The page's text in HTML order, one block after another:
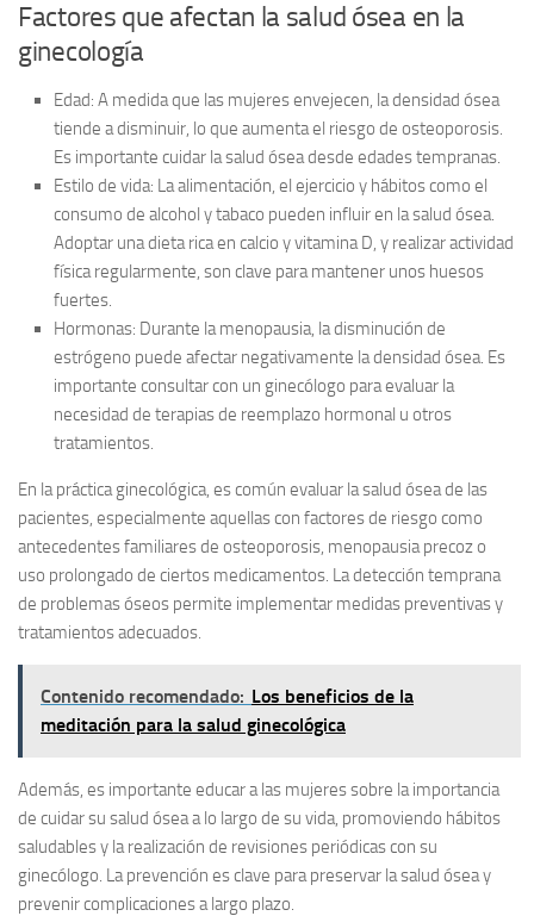
Factores que afectan la salud ósea en la
ginecología
Edad: A medida que las mujeres envejecen, la densidad ósea
tiende a disminuir, lo que aumenta el riesgo de osteoporosis.
Es importante cuidar la salud ósea desde edades tempranas.
Estilo de vida: La alimentación, el ejercicio y hábitos como el
consumo de alcohol y tabaco pueden influir en la salud ósea.
Adoptar una dieta rica en calcio y vitamina D, y realizar actividad
física regularmente, son clave para mantener unos huesos
fuertes.
Hormonas: Durante la menopausia, la disminución de
estrógeno puede afectar negativamente la densidad ósea. Es
importante consultar con un ginecólogo para evaluar la
necesidad de terapias de reemplazo hormonal u otros
tratamientos.
En la práctica ginecológica, es común evaluar la salud ósea de las
pacientes, especialmente aquellas con factores de riesgo como
antecedentes familiares de osteoporosis, menopausia precoz o
uso prolongado de ciertos medicamentos. La detección temprana
de problemas óseos permite implementar medidas preventivas y
tratamientos adecuados.
Contenido recomendado: Los beneficios de la
meditación para la salud ginecológica
Además, es importante educar a las mujeres sobre la importancia
de cuidar su salud ósea a lo largo de su vida, promoviendo hábitos
saludables y la realización de revisiones periódicas con su
ginecólogo. La prevención es clave para preservar la salud ósea y
prevenir complicaciones a largo plazo.